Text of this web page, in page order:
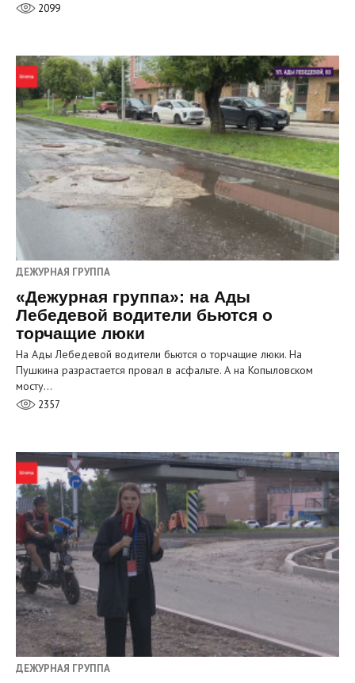
2099
ДЕЖУРНАЯ ГРУППА
«Дежурная группа»: на Ады
Лебедевой водители бьются о
торчащие люки
На Ады Лебедевой водители бьются о торчащие люки. На
Пушкина разрастается провал в асфальте. А на Копыловском
мосту…
2357
ДЕЖУРНАЯ ГРУППА